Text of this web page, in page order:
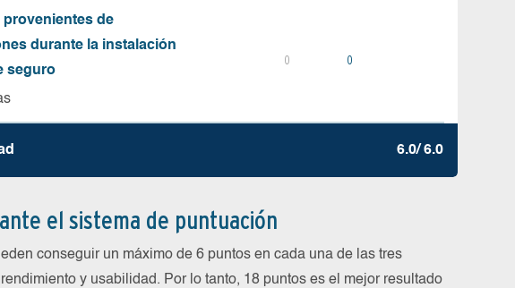
de
durante la instalación
seguro
0 0
6.0/ 6.0
el sistema de puntuación
conseguir un máximo de 6 puntos en cada una de las tres
y usabilidad. Por lo tanto, 18 puntos es el mejor resultado